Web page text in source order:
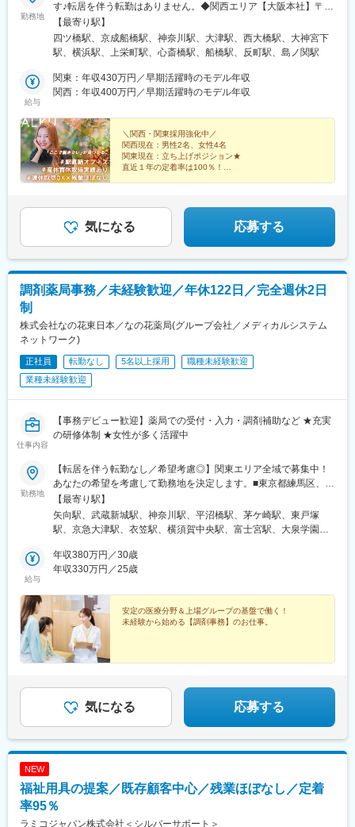
勤務地
す♪転居を伴う転勤はありません。◆関西エリア【大阪本社】〒
550-0013大阪府大阪市西区新町1-5-7四ツ橋ビルディング601〈ア
クセス〉・大阪メトロ四つ橋線「四ツ橋駅」徒歩2分・大阪メトロ
御堂筋線「心斎橋駅」徒歩4分・大阪メトロ長堀鶴見緑地線 「西
支社】〒520-0051滋賀県大津市梅林1-3-10〈アクセス〉・JR琵琶
湖線・湖西線「大津駅」徒歩2分・京阪石山坂本線「島ノ関駅」徒
32-31SKビル弐番館101号室〈アクセス〉・京成本線「京成船橋
駅」徒歩5分・JR総武線「船橋駅」徒歩7分【横浜支社】〒221-
0056横浜市神奈川区金港町6-3横浜金港町ビル201〈アクセス〉・
各線「横浜駅」きた東口Aより徒歩5分・京急本線「神奈川駅」よ
り徒歩約7分
【最寄り駅】
四ツ橋駅、京成船橋駅、神奈川駅、大津駅、西大橋駅、大神宮下
駅、横浜駅、上栄町駅、心斎橋駅、船橋駅、反町駅、島ノ関駅
給与
関東：年収430万円／早期活躍時のモデル年収
関西：年収400万円／早期活躍時のモデル年収
＼関西・関東採用強化中／
関西現在：男性2名、女性4名
関東現在：立ち上げポジション★
直近１年の定着率は100％！
定時ピタッ。
急成長企業で
プライベートも大切にできる
採用人事をお任せします！
気になる 応募する
調剤薬局事務／未経験歓迎／年休122日／完全週休2日
制
株式会社なの花東日本／なの花薬局(グループ会社／メディカルシステム
ネットワーク)
正社員 転勤なし 5名以上採用
職種未経験歓迎
業種未経験歓迎
仕事内容
【事務デビュー歓迎】薬局での受付・入力・調剤補助など ★充実
の研修体制 ★女性が多く活躍中
勤務地
【転居を伴う転勤なし／希望考慮◎】関東エリア全域で募集中！
あなたの希望を考慮して勤務地を決定します。■東京都練馬区、北
区、港区、豊島区、板橋区、江戸川区、葛飾区、江東区、中央
区、世田谷区、目黒区、杉並区、大田区■神奈川県横浜市（戸塚
区、神奈川区、西区）、川崎市（幸区、中原区）、横須賀市、茅
（敷地内全面禁煙）
【最寄り駅】
矢向駅、武蔵新城駅、神奈川駅、平沼橋駅、茅ケ崎駅、東戸塚
駅、京急大津駅、衣笠駅、横須賀中央駅、富士宮駅、大泉学園
駅、小岩駅、京成金町駅、西大島駅、南砂町駅、馬喰横山駅、亀
戸駅、清澄白河駅、祖師ケ谷大蔵駅、池尻大橋駅、久我山駅、荻
前駅、霞ケ関駅(東京都)、大塚駅(東京都)、大山駅(東京都)、金町
駅(東京都)、住吉駅(東京都)、小伝馬町駅、亀戸水神駅、森下駅(東
京都)、新高島駅、飛鳥山駅、虎ノ門ヒルズ駅、巣鴨新田駅、馬喰
町駅
給与
年収380万円／30歳
年収330万円／25歳
安定の医療分野＆上場グループの基盤で働く！
未経験から始める【調剤事務】のお仕事。
気になる 応募する
NEW
福祉用具の提案／既存顧客中心／残業ほぼなし／定着
率95％
ラミコジャパン株式会社＜シルバーサポート＞